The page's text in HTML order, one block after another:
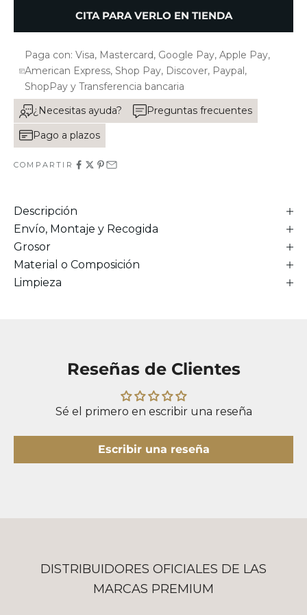
CITA PARA VERLO EN TIENDA
Paga con: Visa, Mastercard, Google Pay, Apple Pay,
American Express, Shop Pay, Discover, Paypal,
ShopPay y Transferencia bancaria
¿Necesitas ayuda?
Preguntas frecuentes
Pago a plazos
COMPARTIR
Descripción
Envío, Montaje y Recogida
Grosor
Material o Composición
Limpieza
Reseñas de Clientes
Sé el primero en escribir una reseña
Escribir una reseña
DISTRIBUIDORES OFICIALES DE LAS
MARCAS PREMIUM